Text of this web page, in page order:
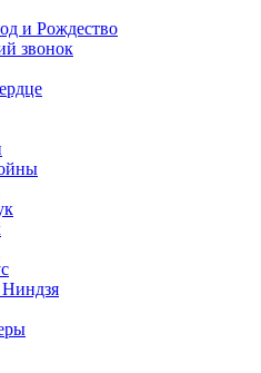
и Рождество
звонок